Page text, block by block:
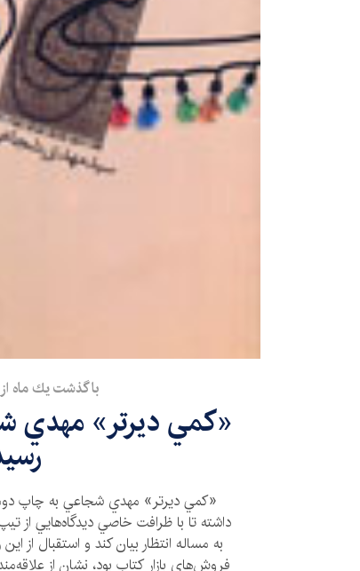
با گذشت يك ماه
«كمي ديرتر» مهدي
«كمي ديرتر» مهدي شجاعي به چاپ
داشته تا با ظرافت خاصي ديدگاه‌هايي از
به مساله انتظار بيان كند و استقبال از
فروش‌هاي بازار كتاب بود، نشان از